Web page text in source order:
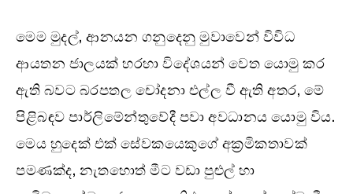
මෙම මුදල්, ආනයන ගනුදෙනු මුවාවෙන් විවිධ
ආයතන ජාලයක් හරහා විදේශයන් වෙත යොමු කර
ඇති බවට බරපතල චෝදනා එල්ල වී ඇති අතර, මේ
පිළිබඳව පාර්ලිමේන්තුවේදී පවා අවධානය යොමු විය.
මෙය හුදෙක් එක් සේවකයෙකුගේ අක්‍රමිකතාවක්
පමණක්ද, නැතහොත් මීට වඩා පුළුල් හා